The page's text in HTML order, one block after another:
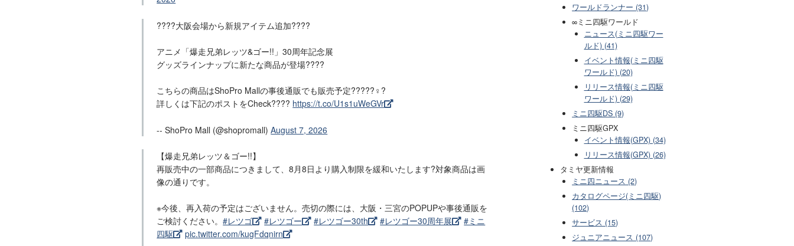
????大阪会場から新規アイテム追加????
アニメ「爆走兄弟レッツ&ゴー!!」30周年記念展
グッズラインナップに新たな商品が登場????
こちらの商品はShoPro Mallの事後通販でも販売予定?????♀?
詳しくは下記のポストをCheck???? https://t.co/U1s1uWeGVr
-- ShoPro Mall (@shopromall)August 7, 2026
【爆走兄弟レッツ＆ゴー!!】
再販売中の一部商品につきまして、8月8日より購入制限を緩和いたします?対象商品は画
像の通りです。
※今後、再入荷の予定はございません。売切の際には、大阪・三宮のPOPUPや事後通販を
ご検討ください。#レツゴ #レツゴー #レツゴー30th #レツゴー30周年展
#ミニ
四駆
pic.twitter.com/kugFdqnirn
ワールドランナー (31)
∞ミニ四駆ワールド
ニュース(ミニ四駆ワー
ルド) (41)
イベント情報(ミニ四駆
ワールド) (20)
リリース情報(ミニ四駆
ワールド) (29)
ミニ四駆DS (9)
ミニ四駆GPX
イベント情報(GPX) (34)
リリース情報(GPX) (26)
タミヤ更新情報
ミニ四ニュース (2)
カタログページ(ミニ四駆)
(102)
サービス (15)
ジュニアニュース (107)